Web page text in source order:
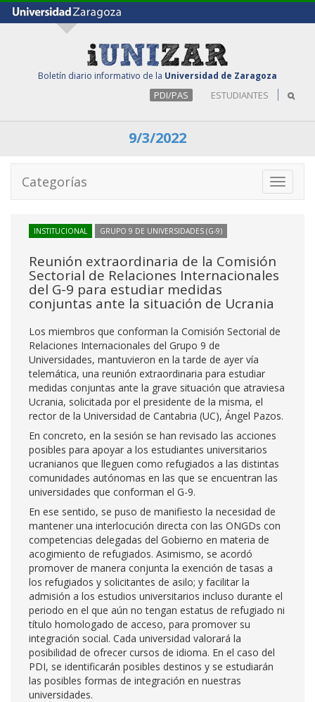
Boletín diario informativo de la Universidad de Zaragoza
PDI/PAS ESTUDIANTES
9/3/2022
Toggle
Categorías
INSTITUCIONAL GRUPO 9 DE UNIVERSIDADES (G-9)
Reunión extraordinaria de la Comisión
Sectorial de Relaciones Internacionales
del G-9 para estudiar medidas
conjuntas ante la situación de Ucrania
Los miembros que conforman la Comisión Sectorial de
Relaciones Internacionales del Grupo 9 de
Universidades, mantuvieron en la tarde de ayer vía
telemática, una reunión extraordinaria para estudiar
medidas conjuntas ante la grave situación que atraviesa
Ucrania, solicitada por el presidente de la misma, el
rector de la Universidad de Cantabria (UC), Ángel Pazos.
En concreto, en la sesión se han revisado las acciones
posibles para apoyar a los estudiantes universitarios
ucranianos que lleguen como refugiados a las distintas
comunidades autónomas en las que se encuentran las
universidades que conforman el G-9.
En ese sentido, se puso de manifiesto la necesidad de
mantener una interlocución directa con las ONGDs con
competencias delegadas del Gobierno en materia de
acogimiento de refugiados. Asimismo, se acordó
promover de manera conjunta la exención de tasas a
los refugiados y solicitantes de asilo; y facilitar la
admisión a los estudios universitarios incluso durante el
periodo en el que aún no tengan estatus de refugiado ni
título homologado de acceso, para promover su
integración social. Cada universidad valorará la
posibilidad de ofrecer cursos de idioma. En el caso del
PDI, se identificarán posibles destinos y se estudiarán
las posibles formas de integración en nuestras
universidades.